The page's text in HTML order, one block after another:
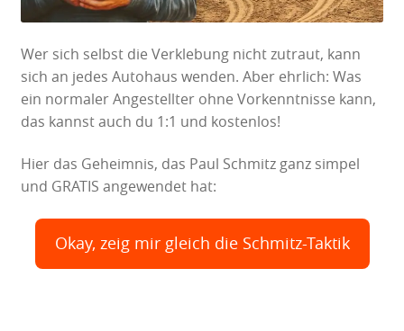
Wer sich selbst die Verklebung nicht zutraut, kann
sich an jedes Autohaus wenden. Aber ehrlich: Was
ein normaler Angestellter ohne Vorkenntnisse kann,
das kannst auch du 1:1 und kostenlos!
Hier das Geheimnis, das Paul Schmitz ganz simpel
und GRATIS angewendet hat:
Okay, zeig mir gleich die Schmitz-Taktik